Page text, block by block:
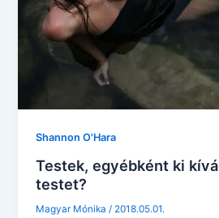
Shannon O'Hara
Testek, egyébként ki
testet?
Magyar Mónika / 2018.05.01.